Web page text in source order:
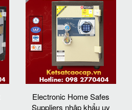
Electronic Home Safes
Suppliers nhập khẩu uy